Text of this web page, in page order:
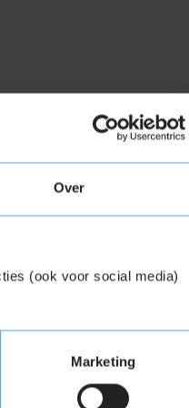
Over
(ook voor social media)
Marketing